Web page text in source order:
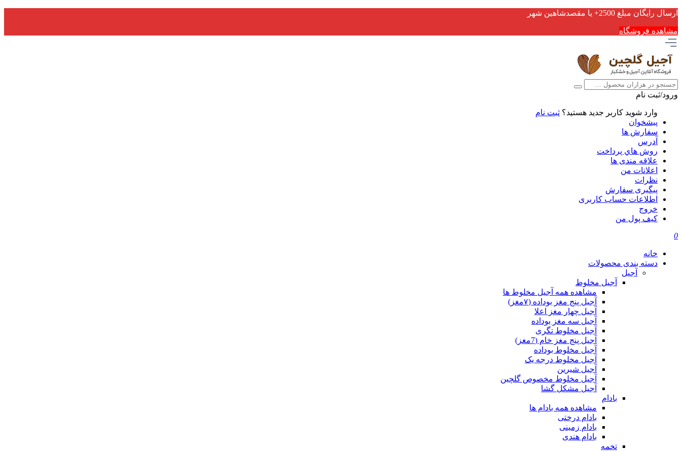
ارسال رایگان مبلغ 2500+ یا مقصدشاهین شهر
مشاهده فروشگاه
ورود/ثبت نام
وارد شوید کاربر جدید هستید؟ ثبت نام
پیشخوان
سفارش ها
آدرس
روش هاي پرداخت
علاقه مندی ها
اعلانات من
نظرات
پیگیری سفارش
اطلاعات حساب كاربری
خروج
کیف پول من
0
خانه
دسته بندی محصولات
آجیل
آجیل مخلوط
مشاهده همه آجیل مخلوط ها
آجیل پنج مغز بوداده (۷مغز)
آجیل چهار مغز اعلا
آجیل سه مغز بوداده
آجیل مخلوط تگری
آجیل پنج مغز خام (7مغز)
آجیل مخلوط بوداده
آجیل مخلوط درجه یک
آجیل شیرین
آجیل مخلوط مخصوص گلچین
آجیل مشکل گشا
بادام
مشاهده همه بادام ها
بادام درختی
بادام زمینی
بادام هندی
تخمه